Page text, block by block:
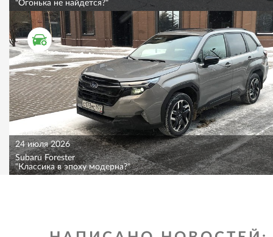
"Огонька не найдется?"
ТЕСТ ДРАЙВ
24 июля 2026
Subaru Forester
"Классика в эпоху модерна?"